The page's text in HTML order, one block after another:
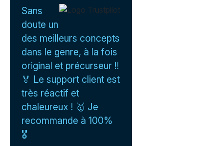
Sans
doute un
des meilleurs concepts
dans le genre, à la fois
original et précurseur !!
🏅 Le support client est
très réactif et
chaleureux ! 🥇 Je
recommande à 100%
🎖️